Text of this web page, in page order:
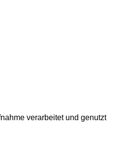
verarbeitet und genutzt